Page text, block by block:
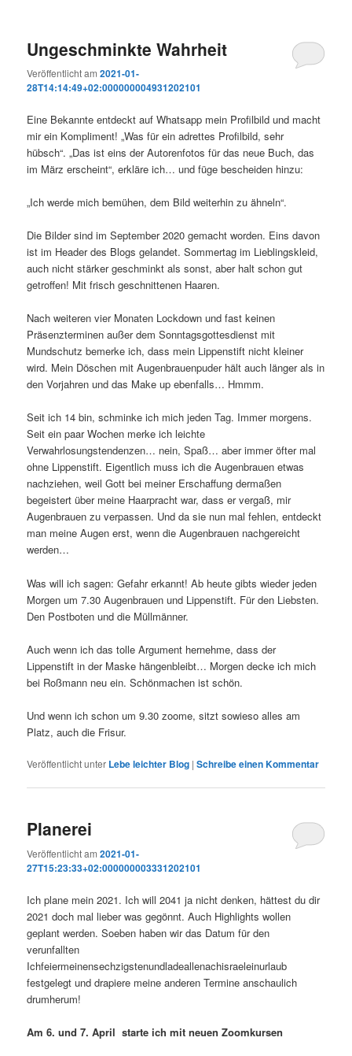
Ungeschminkte Wahrheit
Veröffentlicht am2021-01-
28T14:14:49+02:000000004931202101
Eine Bekannte entdeckt auf Whatsapp mein Profilbild und macht
mir ein Kompliment! „Was für ein adrettes Profilbild, sehr
hübsch“. „Das ist eins der Autorenfotos für das neue Buch, das
im März erscheint“, erkläre ich… und füge bescheiden hinzu:
„Ich werde mich bemühen, dem Bild weiterhin zu ähneln“.
Die Bilder sind im September 2020 gemacht worden. Eins davon
ist im Header des Blogs gelandet. Sommertag im Lieblingskleid,
auch nicht stärker geschminkt als sonst, aber halt schon gut
getroffen! Mit frisch geschnittenen Haaren.
Nach weiteren vier Monaten Lockdown und fast keinen
Präsenzterminen außer dem Sonntagsgottesdienst mit
Mundschutz bemerke ich, dass mein Lippenstift nicht kleiner
wird. Mein Döschen mit Augenbrauenpuder hält auch länger als in
den Vorjahren und das Make up ebenfalls… Hmmm.
Seit ich 14 bin, schminke ich mich jeden Tag. Immer morgens.
Seit ein paar Wochen merke ich leichte
Verwahrlosungstendenzen… nein, Spaß… aber immer öfter mal
ohne Lippenstift. Eigentlich muss ich die Augenbrauen etwas
nachziehen, weil Gott bei meiner Erschaffung dermaßen
begeistert über meine Haarpracht war, dass er vergaß, mir
Augenbrauen zu verpassen. Und da sie nun mal fehlen, entdeckt
man meine Augen erst, wenn die Augenbrauen nachgereicht
werden…
Was will ich sagen: Gefahr erkannt! Ab heute gibts wieder jeden
Morgen um 7.30 Augenbrauen und Lippenstift. Für den Liebsten.
Den Postboten und die Müllmänner.
Auch wenn ich das tolle Argument hernehme, dass der
Lippenstift in der Maske hängenbleibt… Morgen decke ich mich
bei Roßmann neu ein. Schönmachen ist schön.
Und wenn ich schon um 9.30 zoome, sitzt sowieso alles am
Platz, auch die Frisur.
Veröffentlicht unter Lebe leichter Blog |Schreibe einen Kommentar
Planerei
Veröffentlicht am2021-01-
27T15:23:33+02:000000003331202101
Ich plane mein 2021. Ich will 2041 ja nicht denken, hättest du dir
2021 doch mal lieber was gegönnt. Auch Highlights wollen
geplant werden. Soeben haben wir das Datum für den
verunfallten
Ichfeiermeinensechzigstenundladeallenachisraeleinurlaub
festgelegt und drapiere meine anderen Termine anschaulich
drumherum!
Am 6. und 7. April starte ich mit neuen Zoomkursen